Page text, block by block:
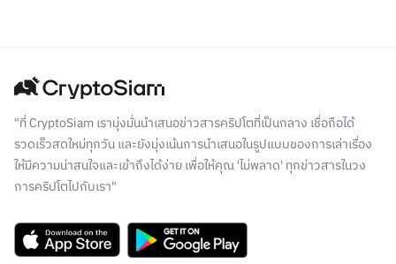
"ที่ CryptoSiam เรามุ่งมั่นนำเสนอข่าวสารคริปโตที่เป็นกลาง เชื่อถือได้
รวดเร็วสดใหม่ทุกวัน และยังมุ่งเน้นการนำเสนอในรูปแบบของการเล่าเรื่อง
ให้มีความน่าสนใจและเข้าถึงได้ง่าย เพื่อให้คุณ 'ไม่พลาด' ทุกข่าวสารในวง
การคริปโตไปกับเรา"